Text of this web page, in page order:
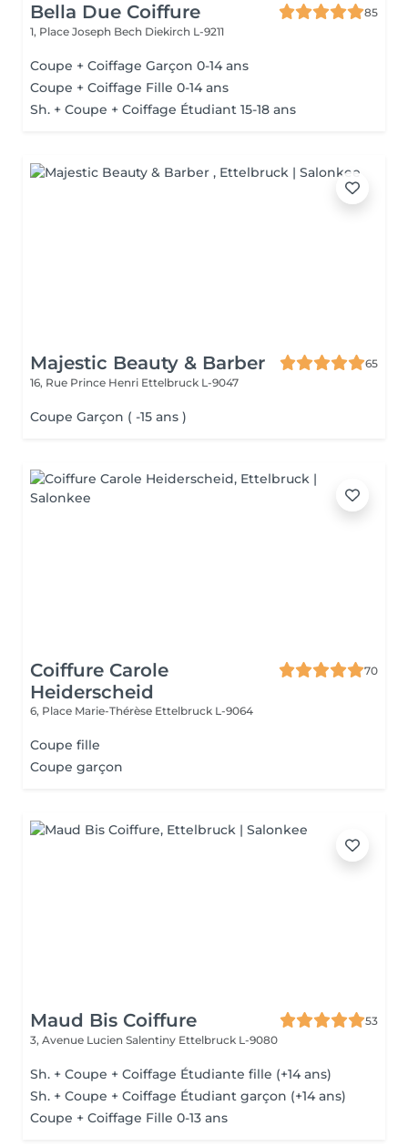
Bella Due Coiffure
85
1, Place Joseph Bech Diekirch L-9211
Coupe + Coiffage Garçon 0-14 ans
Coupe + Coiffage Fille 0-14 ans
Sh. + Coupe + Coiffage Étudiant 15-18 ans
Majestic Beauty & Barber
65
16, Rue Prince Henri Ettelbruck L-9047
Coupe Garçon ( -15 ans )
Coiffure Carole
Heiderscheid
70
6, Place Marie-Thérèse Ettelbruck L-9064
Coupe fille
Coupe garçon
Maud Bis Coiffure
53
3, Avenue Lucien Salentiny Ettelbruck L-9080
Sh. + Coupe + Coiffage Étudiante fille (+14 ans)
Sh. + Coupe + Coiffage Étudiant garçon (+14 ans)
Coupe + Coiffage Fille 0-13 ans